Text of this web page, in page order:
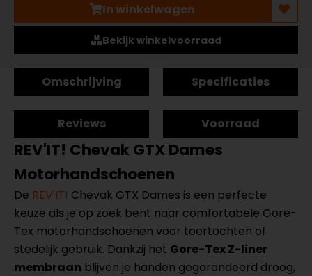
In winkelwagen
Bekijk winkelvoorraad
Omschrijving Specificaties
Reviews Voorraad
REV'IT! Chevak GTX Dames
Motorhandschoenen
De REV'IT! Chevak GTX Dames is een perfecte
keuze als je op zoek bent naar comfortabele Gore-
Tex motorhandschoenen voor toertochten of
stedelijk gebruik. Dankzij het Gore-Tex Z-liner
membraan blijven je handen gegarandeerd droog,